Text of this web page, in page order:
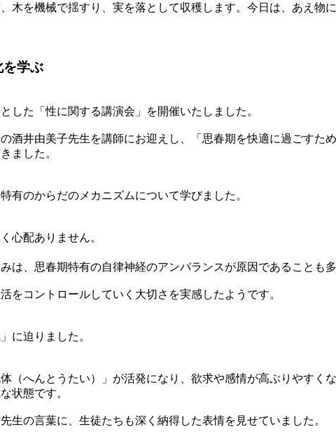
木を機械で揺すり、実を落として収穫します。今日は、あえ物
を学ぶ
た「性に関する講演会」を開催いたしました。
井由美子先生を講師にお迎えし、「思春期を快適に過ごすた
ました。
のからだのメカニズムについて学びました。
心配ありません。
、思春期特有の自律神経のアンバランスが原因であることも多
コントロールしていく大切さを実感したようです。
に迫りました。
へんとうたい）」が活発になり、欲求や感情が高ぶりやすく
状態です。
の言葉に、生徒たちも深く納得した表情を見せていました。